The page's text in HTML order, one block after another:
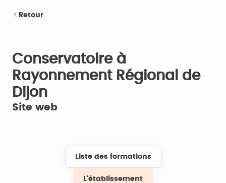
Retour
Conservatoire à
Rayonnement Régional de
Dijon
Site web
Liste des formations
L'établissement